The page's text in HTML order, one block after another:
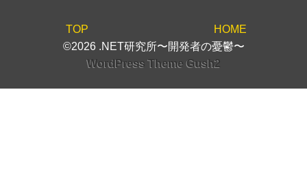
TOP
HOME
©2026 .NET研究所〜開発者の憂鬱〜
WordPress Theme Gush2